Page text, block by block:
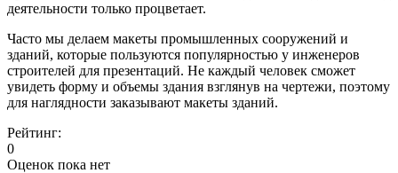
деятельности только процветает.
Часто мы делаем макеты промышленных сооружений и
зданий, которые пользуются популярностью у инженеров
строителей для презентаций. Не каждый человек сможет
увидеть форму и объемы здания взглянув на чертежи, поэтому
для наглядности заказывают макеты зданий.
Рейтинг:
0
Оценок пока нет